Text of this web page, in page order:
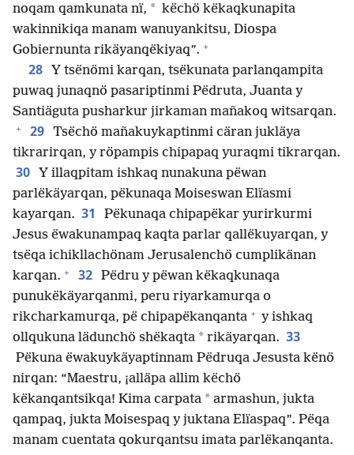
noqam qamkunata nï, * këchö këkaqkunapita
wakinnikiqa manam wanuyankitsu, Diospa
Gobiernunta rikäyanqëkiyaq”. +
28
Y tsënömi karqan, tsëkunata parlanqampita
puwaq junaqnö pasariptinmi Pëdruta, Juanta y
Santiäguta pusharkur jirkaman mañakoq witsarqan.
+ 29 Tsëchö mañakuykaptinmi cäran jukläya
tikrarirqan, y röpampis chipapaq yuraqmi tikrarqan.
30
Y illaqpitam ishkaq nunakuna pëwan
parlëkäyarqan, pëkunaqa Moiseswan Elïasmi
kayarqan. 31
Pëkunaqa chipapëkar yurirkurmi
Jesus ëwakunampaq kaqta parlar qallëkuyarqan, y
tsëqa ichikllachönam Jerusalenchö cumplikänan
karqan. + 32 Pëdru y pëwan këkaqkunaqa
punukëkäyarqanmi, peru riyarkamurqa o
rikcharkamurqa, pë chipapëkanqanta + y ishkaq
ollqukuna lädunchö shëkaqta * rikäyarqan. 33
Pëkuna ëwakuykäyaptinnam Pëdruqa Jesusta kënö
nirqan: “Maestru, ¡alläpa allim këchö
këkanqantsikqa! Kima carpata * armashun, jukta
qampaq, jukta Moisespaq y juktana Elïaspaq”. Pëqa
manam cuentata qokurqantsu imata parlëkanqanta.